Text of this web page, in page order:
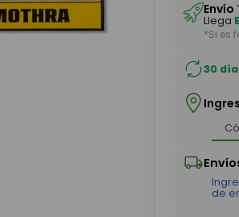
Envío
Llega
*Si es
30